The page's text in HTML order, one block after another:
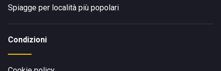
Spiagge per località più popolari
Condizioni